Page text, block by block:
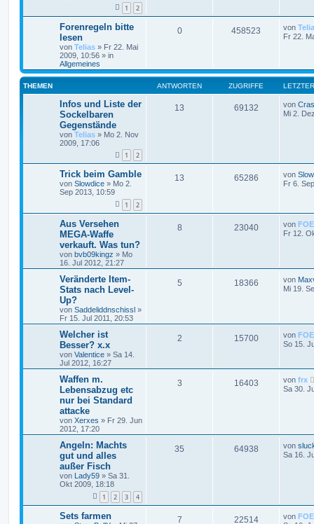
1 2
Forenregeln bitte
lesen
von Telias » Fr 22. Mai
2009, 10:56 » in
Allgemeines
0 458523 von
Fr 22.
THEMEN ANTWORTEN ZUGRIFFE
Infos und Liste der
Sockelbaren
Gegenstände
von Telias » Mo 2. Nov
2009, 17:06
1 2
13 69132 von
Mi 2.
Trick beim Gamble
von Slowdice » Mo 2.
Sep 2013, 10:59
1 2
13 65286 von
Fr 6.
Aus Versehen
MEGA-Waffe
verkauft. Was tun?
von bvb09kingz » Mo
16. Jul 2012, 21:27
8 23040 von FOE
Fr 12.
Veränderte Item-
Stats nach Level-
Up?
von Saddeliddnschissl »
Fr 15. Jul 2011, 20:53
5 18366 von
Mi 19.
Welcher ist
Besser? x.x
von Valentice » Sa 14.
Jul 2012, 16:27
2 15700 von FOE
So 15.
Waffen m.
Lebensabzug etc
nur bei Standard
attacke
von Xerxes » Fr 29. Jun
2012, 17:20
3 16403 von frx
Sa 30.
Angeln: Machts
gut und alles
außer Fisch
von Lady59 » Sa 31.
Okt 2009, 18:18
1 2 3 4
35 64938 von
Sa 16.
Sets farmen 7 22514 von FOE